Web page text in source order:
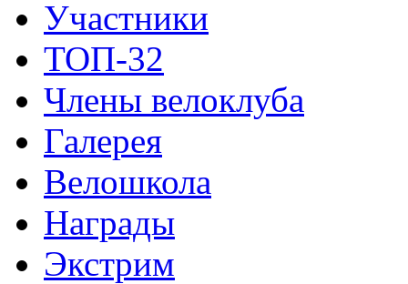
Участники
ТОП-32
Члены велоклуба
Галерея
Велошкола
Награды
Экстрим